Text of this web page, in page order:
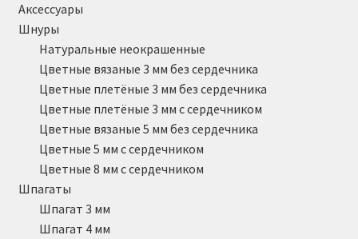
Аксессуары
Шнуры
Натуральные неокрашенные
Цветные вязаные 3 мм без сердечника
Цветные плетёные 3 мм без сердечника
Цветные плетёные 3 мм с сердечником
Цветные вязаные 5 мм без сердечника
Цветные 5 мм с сердечником
Цветные 8 мм с сердечником
Шпагаты
Шпагат 3 мм
Шпагат 4 мм